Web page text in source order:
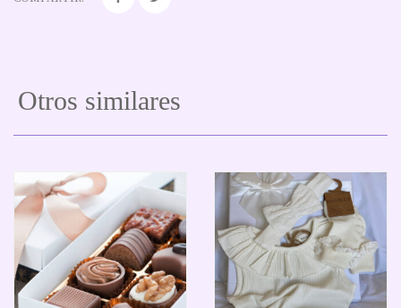
Otros similares